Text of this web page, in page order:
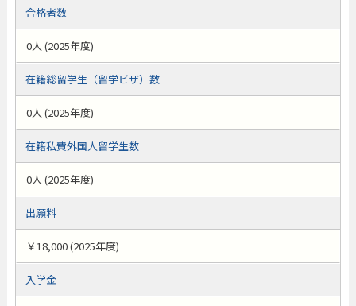
合格者数
0人 (2025年度)
在籍総留学生（留学ビザ）数
0人 (2025年度)
在籍私費外国人留学生数
0人 (2025年度)
出願料
￥18,000 (2025年度)
入学金